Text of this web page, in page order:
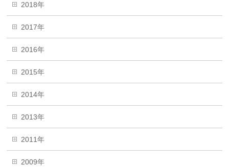
2018年
2017年
2016年
2015年
2014年
2013年
2011年
2009年